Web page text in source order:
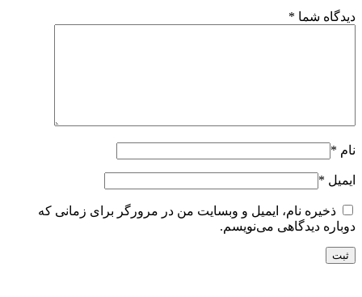
دیدگاه شما *
نام *
ایمیل *
ذخیره نام، ایمیل و وبسایت من در مرورگر برای زمانی که
دوباره دیدگاهی می‌نویسم.